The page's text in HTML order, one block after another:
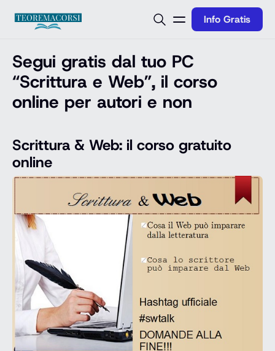
Info Gratis
Segui gratis dal tuo PC
“Scrittura e Web”, il corso
online per autori e non
Scrittura & Web: il corso gratuito
online